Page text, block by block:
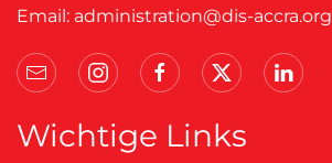
Email: administration@dis-accra.org
Wichtige Links